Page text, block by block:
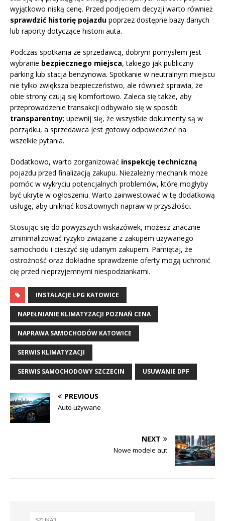
wyjątkowo niską cenę. Przed podjęciem decyzji warto również
sprawdzić historię pojazdu poprzez dostępne bazy danych
lub raporty dotyczące historii auta.
Podczas spotkania ze sprzedawcą, dobrym pomysłem jest
wybranie bezpiecznego miejsca, takiego jak publiczny
parking lub stacja benzynowa. Spotkanie w neutralnym miejscu
nie tylko zwiększa bezpieczeństwo, ale również sprawia, że
obie strony czują się komfortowo. Zaleca się także, aby
przeprowadzenie transakcji odbywało się w sposób
transparentny; upewnij się, że wszystkie dokumenty są w
porządku, a sprzedawca jest gotowy odpowiedzieć na
wszelkie pytania.
Dodatkowo, warto zorganizować inspekcję techniczną
pojazdu przed finalizacją zakupu. Niezależny mechanik może
pomóc w wykryciu potencjalnych problemów, które mogłyby
być ukryte w ogłoszeniu. Warto zainwestować w tę dodatkową
usługę, aby uniknąć kosztownych napraw w przyszłości.
Stosując się do powyższych wskazówek, możesz znacznie
zminimalizować ryzyko związane z zakupem używanego
samochodu i cieszyć się udanym zakupem. Pamiętaj, że
ostrożność oraz dokładne sprawdzenie oferty mogą uchronić
cię przed nieprzyjemnymi niespodziankami.
INSTALACJE LPG KATOWICE
NAPEŁNIANIE KLIMATYZACJI POZNAŃ CENA
NAPRAWA SAMOCHODÓW KATOWICE
SERWIS KLIMATYZACJI
SERWIS SAMOCHODOWY SZCZECIN USUWANIE DPF
PREVIOUS
Auto używane
NEXT
Nowe modele aut